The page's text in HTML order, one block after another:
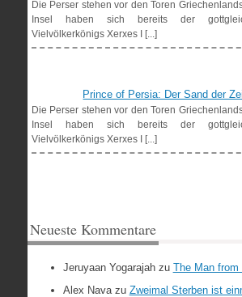
Die Perser stehen vor den Toren
Insel haben sich bereits der
Vielvölkerkönigs Xerxes I [...]
Prince of Persia: Der Sand der
Die Perser stehen vor den Toren
Insel haben sich bereits der
Vielvölkerkönigs Xerxes I [...]
Neueste Kommentare
Jeruyaan Yogarajahzu The Man from
Alex Navazu Zweimal Sterben ist